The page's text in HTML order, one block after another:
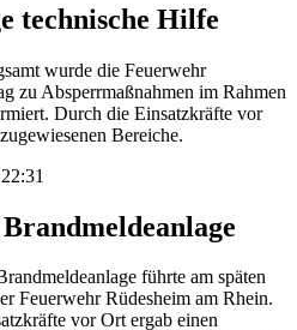
technische Hilfe
wurde die Feuerwehr
zu Absperrmaßnahmen im Rahmen
Durch die Einsatzkräfte vor
Bereiche.
führte am späten
Feuerwehr Rüdesheim am Rhein.
vor Ort ergab einen